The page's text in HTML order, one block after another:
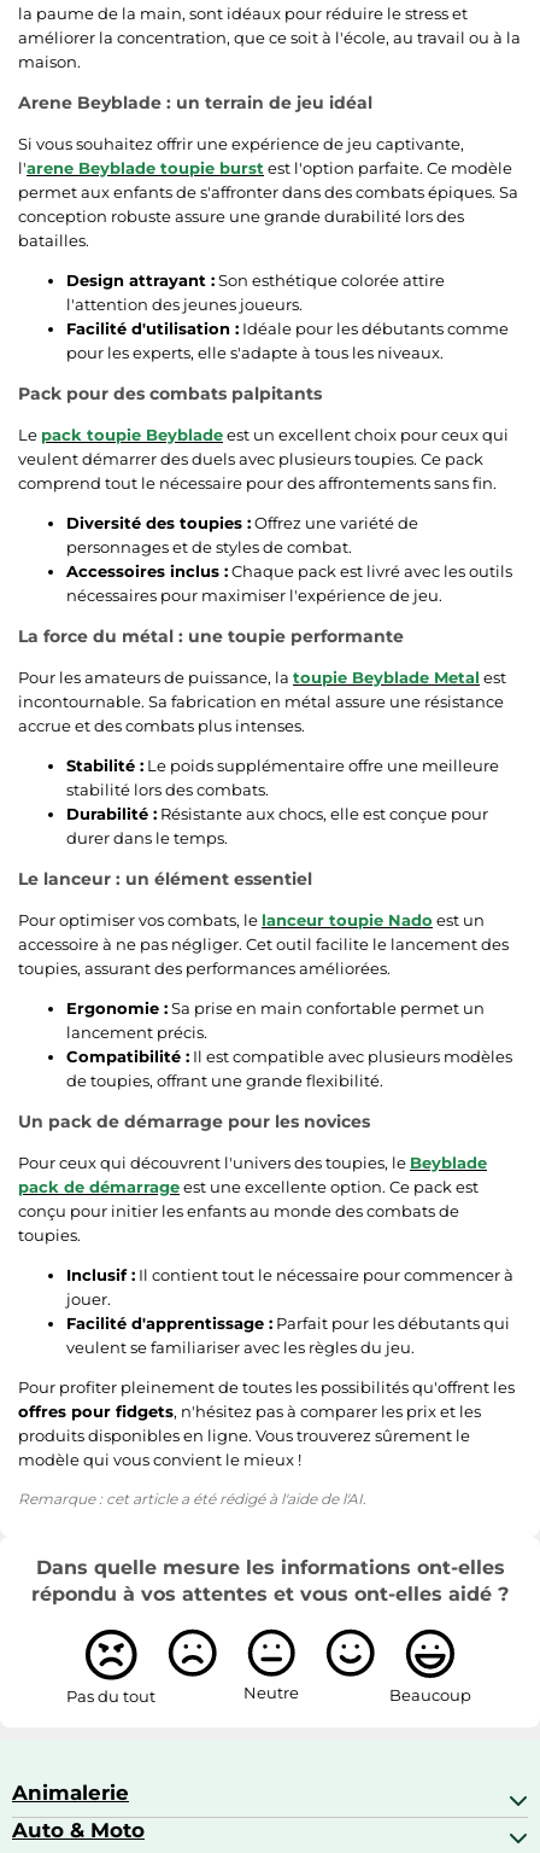
la paume de la main, sont idéaux pour réduire le stress et
améliorer la concentration, que ce soit à l'école, au travail ou à la
maison.
Arene Beyblade : un terrain de jeu idéal
Si vous souhaitez offrir une expérience de jeu captivante,
l'arene Beyblade toupie burst est l'option parfaite. Ce modèle
permet aux enfants de s'affronter dans des combats épiques. Sa
conception robuste assure une grande durabilité lors des
batailles.
Design attrayant :Son esthétique colorée attire
l'attention des jeunes joueurs.
Facilité d'utilisation : Idéale pour les débutants comme
pour les experts, elle s'adapte à tous les niveaux.
Pack pour des combats palpitants
Le pack toupie Beybladeest un excellent choix pour ceux qui
veulent démarrer des duels avec plusieurs toupies. Ce pack
comprend tout le nécessaire pour des affrontements sans fin.
Diversité des toupies :Offrez une variété de
personnages et de styles de combat.
Accessoires inclus :Chaque pack est livré avec les outils
nécessaires pour maximiser l'expérience de jeu.
La force du métal : une toupie performante
Pour les amateurs de puissance, la toupie Beyblade Metal est
incontournable. Sa fabrication en métal assure une résistance
accrue et des combats plus intenses.
Stabilité : Le poids supplémentaire offre une meilleure
stabilité lors des combats.
Durabilité : Résistante aux chocs, elle est conçue pour
durer dans le temps.
Le lanceur : un élément essentiel
Pour optimiser vos combats, le lanceur toupie Nado est un
accessoire à ne pas négliger. Cet outil facilite le lancement des
toupies, assurant des performances améliorées.
Ergonomie :Sa prise en main confortable permet un
lancement précis.
Compatibilité : Il est compatible avec plusieurs modèles
de toupies, offrant une grande flexibilité.
Un pack de démarrage pour les novices
Pour ceux qui découvrent l'univers des toupies, le Beyblade
pack de démarrageest une excellente option. Ce pack est
conçu pour initier les enfants au monde des combats de
toupies.
Inclusif : Il contient tout le nécessaire pour commencer à
jouer.
Facilité d'apprentissage : Parfait pour les débutants qui
veulent se familiariser avec les règles du jeu.
Pour profiter pleinement de toutes les possibilités qu'offrent les
offres pour fidgets, n'hésitez pas à comparer les prix et les
produits disponibles en ligne. Vous trouverez sûrement le
modèle qui vous convient le mieux !
Remarque : cet article a été rédigé à l'aide de l'AI.
Dans quelle mesure les informations ont-elles
répondu à vos attentes et vous ont-elles aidé ?
Pas du tout Neutre Beaucoup
Animalerie
Abris pour animaux sauvages
Auto & Moto